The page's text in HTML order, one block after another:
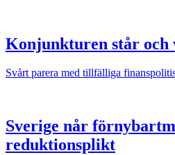
Konjunkturen står och
Svårt parera med tillfälliga
Sverige når
reduktionsplikt